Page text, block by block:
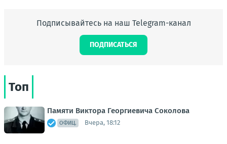
Подписывайтесь на наш Telegram-канал
ПОДПИСАТЬСЯ
Топ
Памяти Виктора Георгиевича Соколова
ОФИЦ. Вчера, 18:12